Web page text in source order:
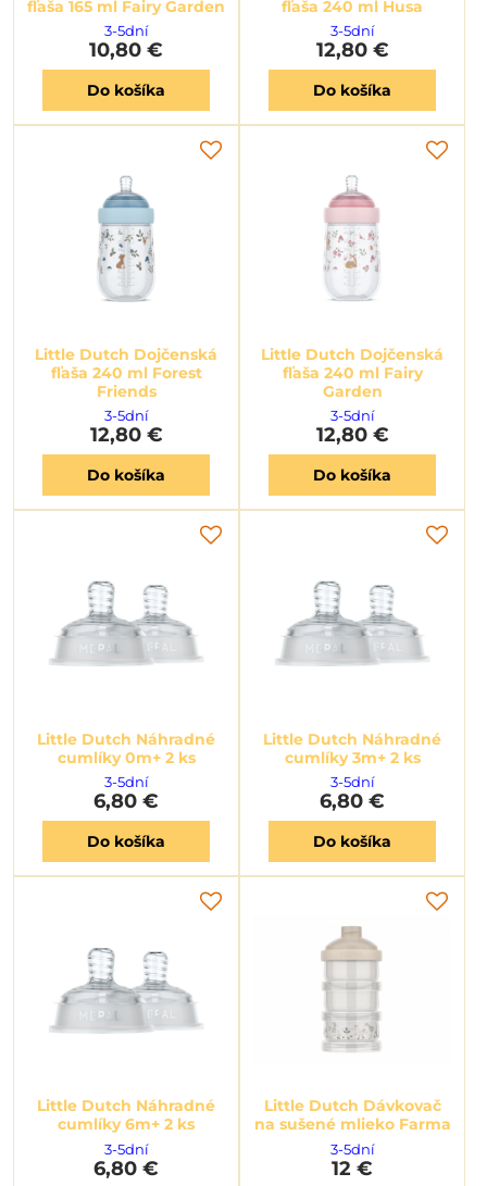
fľaša 165 ml Fairy Garden
3-5dní
10,80 €
Do košíka
fľaša 240 ml Husa
3-5dní
12,80 €
Do košíka
Little Dutch Dojčenská
fľaša 240 ml Forest
Friends
3-5dní
12,80 €
Do košíka
Little Dutch Dojčenská
fľaša 240 ml Fairy
Garden
3-5dní
12,80 €
Do košíka
Little Dutch Náhradné
cumlíky 0m+ 2 ks
3-5dní
6,80 €
Do košíka
Little Dutch Náhradné
cumlíky 3m+ 2 ks
3-5dní
6,80 €
Do košíka
Little Dutch Náhradné
cumlíky 6m+ 2 ks
3-5dní
6,80 €
Little Dutch Dávkovač
na sušené mlieko Farma
3-5dní
12 €